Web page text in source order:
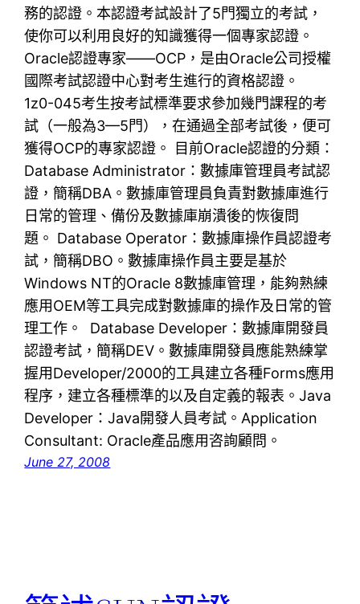
務的認證。本認證考試設計了5門獨立的考試，
使你可以利用良好的知識獲得一個專家認證。
Oracle認證專家——OCP，是由Oracle公司授權
國際考試認證中心對考生進行的資格認證。
1z0-045考生按考試標準要求參加幾門課程的考
試（一般為3—5門），在通過全部考試後，便可
獲得OCP的專家認證。 目前Oracle認證的分類：
Database Administrator：數據庫管理員考試認
證，簡稱DBA。數據庫管理員負責對數據庫進行
日常的管理、備份及數據庫崩潰後的恢復問
題。 Database Operator：數據庫操作員認證考
試，簡稱DBO。數據庫操作員主要是基於
Windows NT的Oracle 8數據庫管理，能夠熟練
應用OEM等工具完成對數據庫的操作及日常的管
理工作。 Database Developer：數據庫開發員
認證考試，簡稱DEV。數據庫開發員應能熟練掌
握用Developer/2000的工具建立各種Forms應用
程序，建立各種標準的以及自定義的報表。Java
Developer：Java開發人員考試。Application
Consultant: Oracle產品應用咨詢顧問。
June 27, 2008